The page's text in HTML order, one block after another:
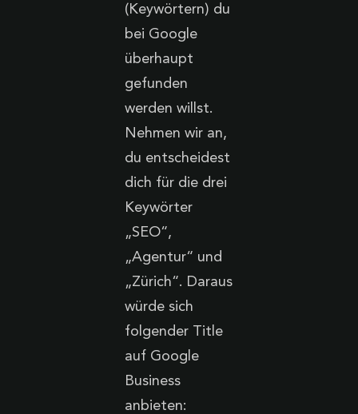
(Keywörtern) du
bei Google
überhaupt
gefunden
werden willst.
Nehmen wir an,
du entscheidest
dich für die drei
Keywörter
„SEO“,
„Agentur“ und
„Zürich“. Daraus
würde sich
folgender Title
auf Google
Business
anbieten: